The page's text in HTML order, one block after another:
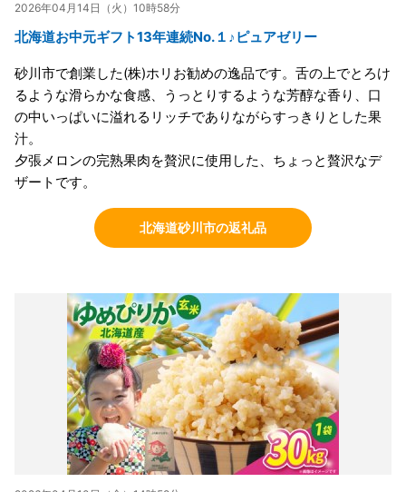
2026年04月14日（火）10時58分
北海道お中元ギフト13年連続No.１♪ピュアゼリー
砂川市で創業した(株)ホリお勧めの逸品です。舌の上でとろけ
るような滑らかな食感、うっとりするような芳醇な香り、口
の中いっぱいに溢れるリッチでありながらすっきりとした果
汁。
夕張メロンの完熟果肉を贅沢に使用した、ちょっと贅沢なデ
ザートです。
北海道砂川市の返礼品